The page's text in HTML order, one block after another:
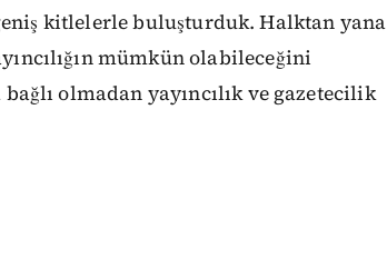
kitlelerle buluşturduk. Halktan yana
mümkün olabileceğini
olmadan yayıncılık ve gazetecilik